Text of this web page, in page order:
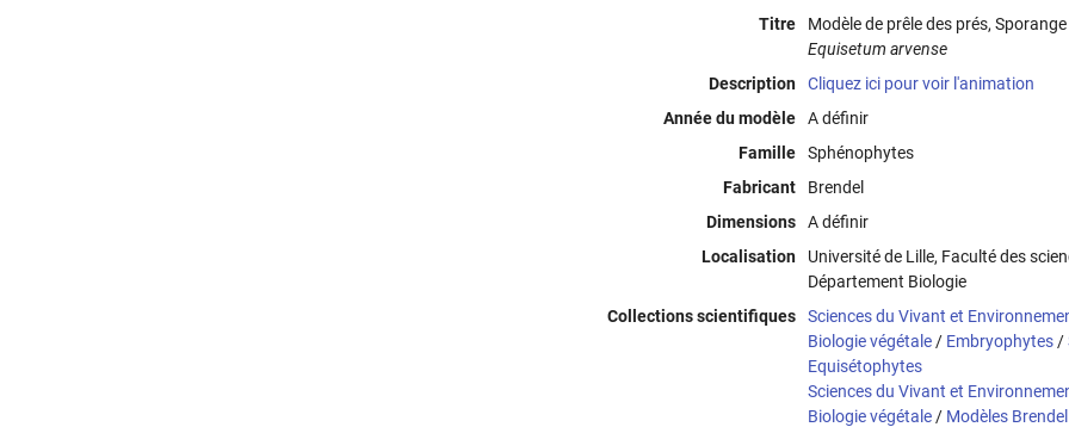
Titre
Modèle de prêle des prés,
Equisetum arvense
Description
Cliquez ici pour voir l'animation
Année du modèle
A définir
Famille
Sphénophytes
Fabricant
Brendel
Dimensions
A définir
Localisation
Université de Lille, Faculté des
Département Biologie
Collections scientifiques
Sciences du Vivant et
Biologie végétale/ Embryophytes/
Equisétophytes
Sciences du Vivant et
Biologie végétale/ Modèles Brendel